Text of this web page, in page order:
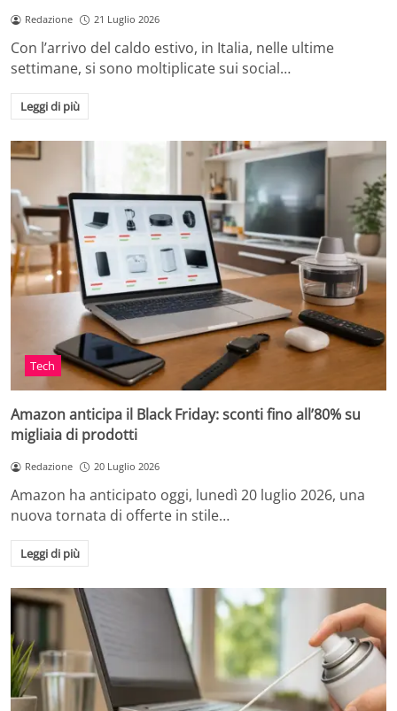
Redazione 21 Luglio 2026
Con l’arrivo del caldo estivo, in Italia, nelle ultime
settimane, si sono moltiplicate sui social…
Leggi di più
Tech
Amazon anticipa il Black Friday: sconti fino all’80% su
migliaia di prodotti
Redazione 20 Luglio 2026
Amazon ha anticipato oggi, lunedì 20 luglio 2026, una
nuova tornata di offerte in stile…
Leggi di più